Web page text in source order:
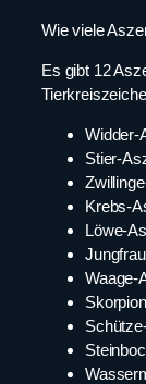
Wie viele
Es gibt 12
Widder-
Stier-
Krebs-
Löwe-
Waage-